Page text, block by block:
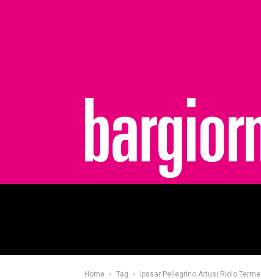
Home Tag Ipssar Pellegrino Artusi Riolo Terme